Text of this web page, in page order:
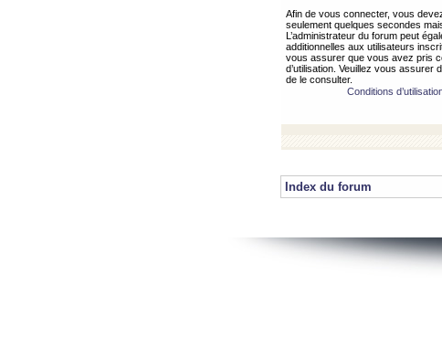
Afin de vous connecter, vous
seulement quelques secondes
L’administrateur du forum peut
additionnelles aux utilisateurs
vous assurer que vous avez pris
d’utilisation. Veuillez vous assurer
de le consulter.
Conditions
Index du forum